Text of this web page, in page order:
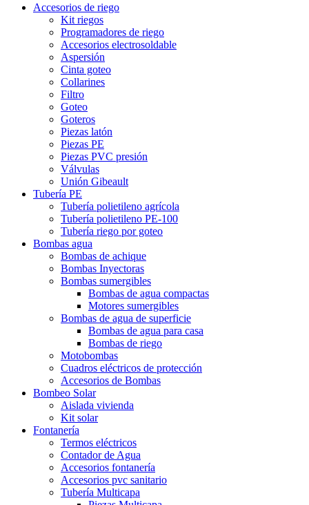
Accesorios de riego
Kit riegos
Programadores de riego
Accesorios electrosoldable
Aspersión
Cinta goteo
Collarines
Filtro
Goteo
Goteros
Piezas latón
Piezas PE
Piezas PVC presión
Válvulas
Unión Gibeault
Tubería PE
Tubería polietileno agrícola
Tubería polietileno PE-100
Tubería riego por goteo
Bombas agua
Bombas de achique
Bombas Inyectoras
Bombas sumergibles
Bombas de agua compactas
Motores sumergibles
Bombas de agua de superficie
Bombas de agua para casa
Bombas de riego
Motobombas
Cuadros eléctricos de protección
Accesorios de Bombas
Bombeo Solar
Aislada vivienda
Kit solar
Fontanería
Termos eléctricos
Contador de Agua
Accesorios fontanería
Accesorios pvc sanitario
Tubería Multicapa